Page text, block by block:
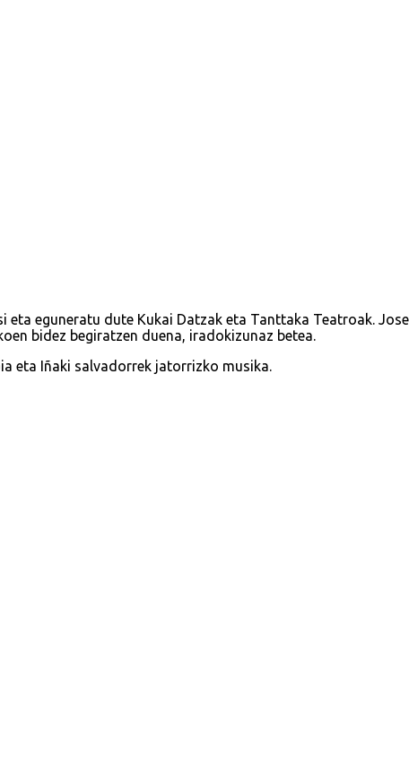
eta eguneratu dute Kukai Datzak eta Tanttaka Teatroak.
bidez begiratzen duena, iradokizunaz betea.
eta Iñaki salvadorrek jatorrizko musika.